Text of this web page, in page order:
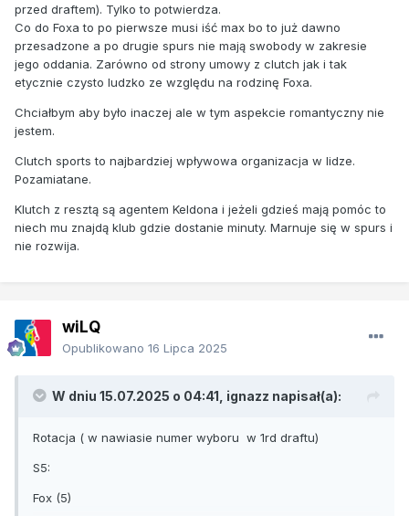
przed draftem). Tylko to potwierdza.
Co do Foxa to po pierwsze musi iść max bo to już dawno
przesadzone a po drugie spurs nie mają swobody w zakresie
jego oddania. Zarówno od strony umowy z clutch jak i tak
etycznie czysto ludzko ze względu na rodzinę Foxa.
Chciałbym aby było inaczej ale w tym aspekcie romantyczny nie
jestem.
Clutch sports to najbardziej wpływowa organizacja w lidze.
Pozamiatane.
Klutch z resztą są agentem Keldona i jeżeli gdzieś mają pomóc to
niech mu znajdą klub gdzie dostanie minuty. Marnuje się w spurs i
nie rozwija.
wiLQ
Opublikowano 16 Lipca 2025
W dniu 15.07.2025 o 04:41, ignazz napisał(a):
Rotacja ( w nawiasie numer wyboru w 1rd draftu)
S5:
Fox (5)